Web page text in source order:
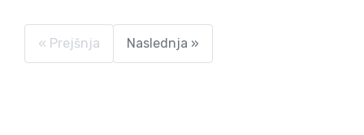
dosegel 1,321 milijarde evrov, kar je več kot
tretjino milijarde evrov več kot v...
« Prejšnja Naslednja »